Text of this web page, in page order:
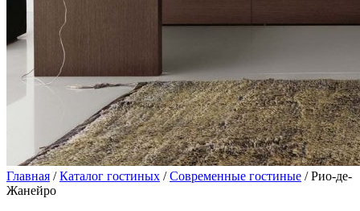
Главная /Каталог гостиных /Современные гостиные / Рио-де-
Жанейро